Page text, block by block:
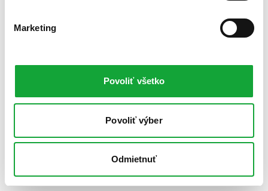
Marketing
Povoliť všetko
Povoliť výber
Odmietnuť